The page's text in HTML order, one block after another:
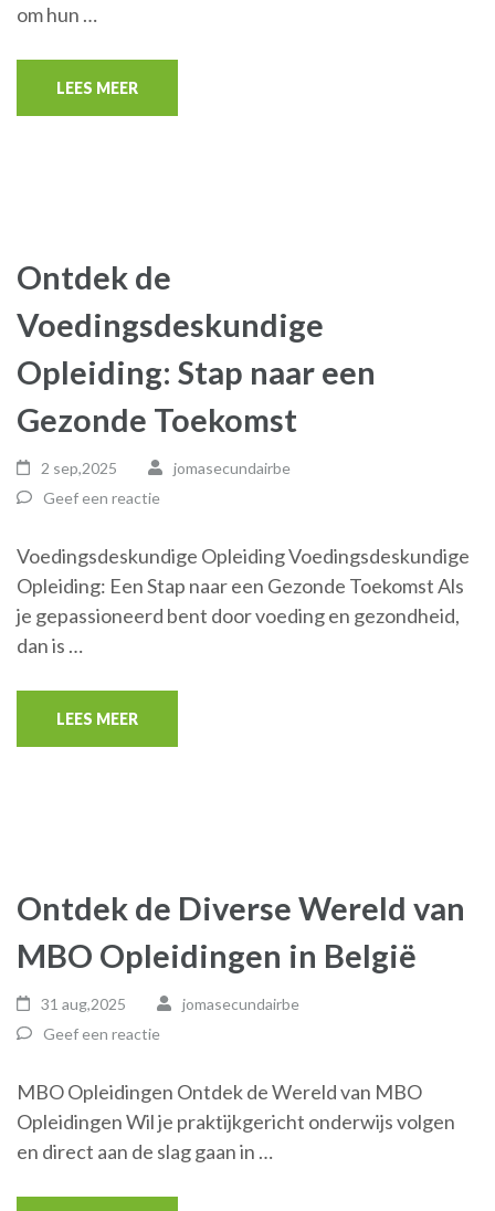
om hun …
LEES MEER
Ontdek de
Voedingsdeskundige
Opleiding: Stap naar een
Gezonde Toekomst
2 sep,2025
jomasecundairbe
Geef een reactie
Voedingsdeskundige Opleiding Voedingsdeskundige
Opleiding: Een Stap naar een Gezonde Toekomst Als
je gepassioneerd bent door voeding en gezondheid,
dan is …
LEES MEER
Ontdek de Diverse Wereld van
MBO Opleidingen in België
31 aug,2025
jomasecundairbe
Geef een reactie
MBO Opleidingen Ontdek de Wereld van MBO
Opleidingen Wil je praktijkgericht onderwijs volgen
en direct aan de slag gaan in …